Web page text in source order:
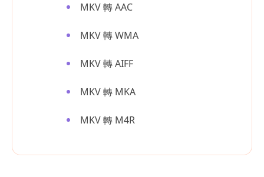
MKV 轉 AAC
MKV 轉 WMA
MKV 轉 AIFF
MKV 轉 MKA
MKV 轉 M4R